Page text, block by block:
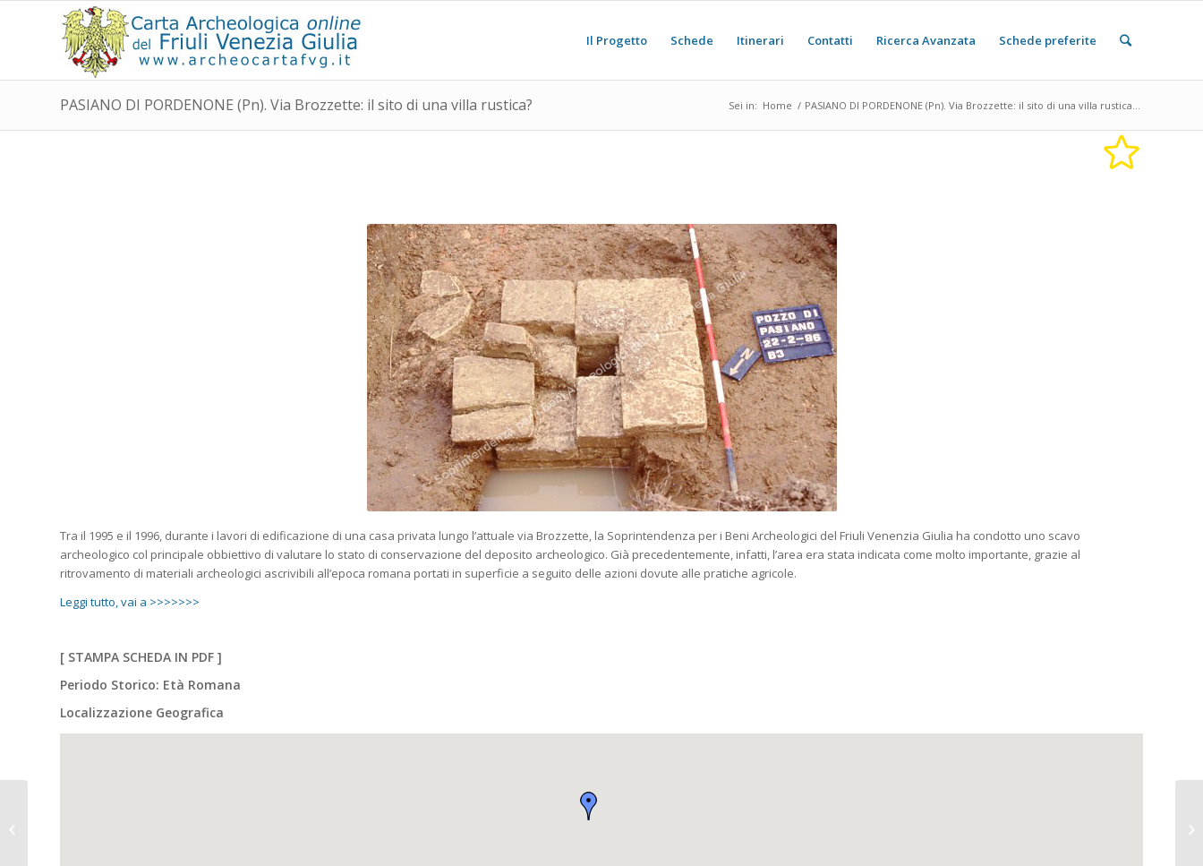
Il Progetto Schede Itinerari Contatti Ricerca Avanzata Schede preferite
PASIANO DI PORDENONE (Pn). Via Brozzette: il sito di una villa rustica? Sei in: Home / PASIANO DI PORDENONE (Pn). Via Brozzette: il sito di una villa rustica...
Tra il 1995 e il 1996, durante i lavori di edificazione di una casa privata lungo l’attuale via Brozzette, la Soprintendenza per i Beni Archeologici del Friuli Venenzia Giulia ha condotto uno scavo
archeologico col principale obbiettivo di valutare lo stato di conservazione del deposito archeologico. Già precedentemente, infatti, l’area era stata indicata come molto importante, grazie al
ritrovamento di materiali archeologici ascrivibili all’epoca romana portati in superficie a seguito delle azioni dovute alle pratiche agricole.
Leggi tutto, vai a >>>>>>>
[ STAMPA SCHEDA IN PDF ]
Periodo Storico: Età Romana
Localizzazione Geografica